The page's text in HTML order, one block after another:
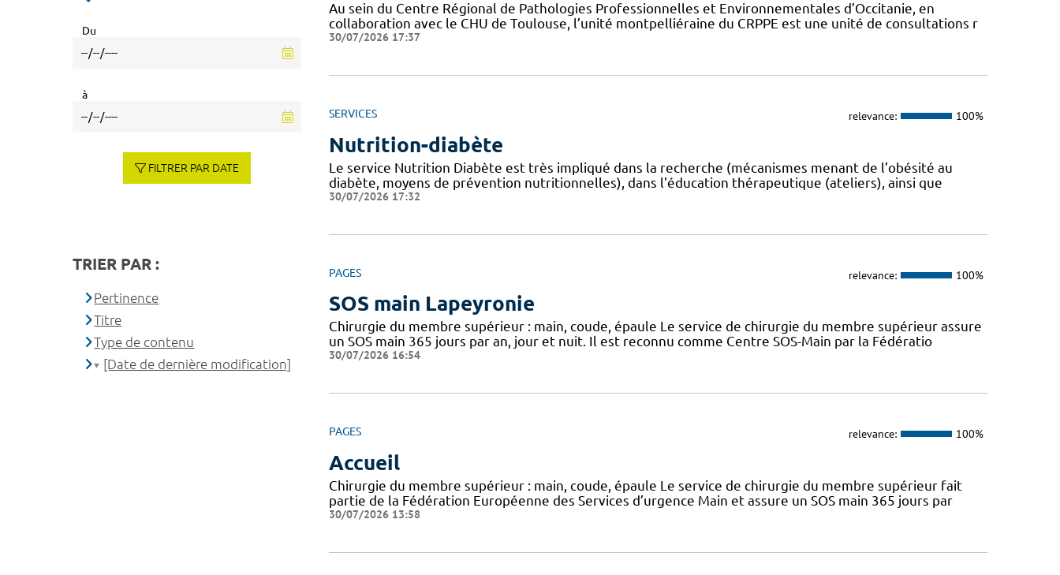
Au sein du Centre Régional de Pathologies Professionnelles et Environnementales d’Occitanie, en
collaboration avec le CHU de Toulouse, l’unité montpelliéraine du CRPPE est une unité de consultations r
30/07/2026 17:37
SERVICES relevance: 100%
Nutrition-diabète
Le service Nutrition Diabète est très impliqué dans la recherche (mécanismes menant de l’obésité au
diabète, moyens de prévention nutritionnelles), dans l'éducation thérapeutique (ateliers), ainsi que
30/07/2026 17:32
PAGES relevance: 100%
SOS main Lapeyronie
Chirurgie du membre supérieur : main, coude, épaule Le service de chirurgie du membre supérieur assure
un SOS main 365 jours par an, jour et nuit. Il est reconnu comme Centre SOS-Main par la Fédératio
30/07/2026 16:54
PAGES relevance: 100%
Accueil
Chirurgie du membre supérieur : main, coude, épaule Le service de chirurgie du membre supérieur fait
partie de la Fédération Européenne des Services d’urgence Main et assure un SOS main 365 jours par
30/07/2026 13:58
Du
à
FILTRER PAR DATE
TRIER PAR :
Pertinence
Titre
Type de contenu
[Date de dernière modification]